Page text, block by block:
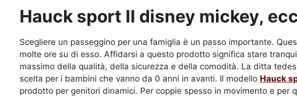
Hauck sport II disney mickey,
Scegliere un passeggino per una famiglia è un passo importante.
molte ore su di esso. Affidarsi a questo prodotto significa stare
massimo della qualità, della sicurezza e della comodità. La ditta
scelta per i bambini che vanno da 0 anni in avanti. Il modello Hauck
prodotto per genitori dinamici. Per coppie spesso in movimento e per